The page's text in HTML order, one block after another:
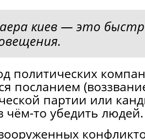
киев — это
политических
посланием
партии или
чём-то убедить людей.